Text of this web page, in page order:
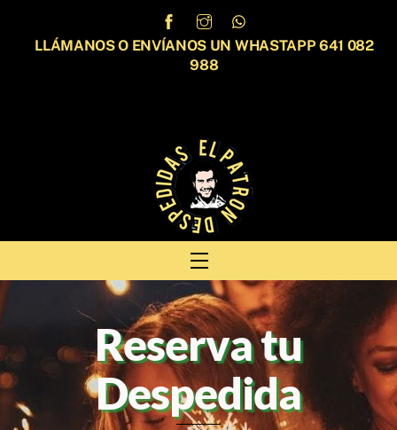
content
LLÁMANOS O ENVÍANOS UN WHASTAPP 641 082
988
Menu
Reserva tu
Despedida